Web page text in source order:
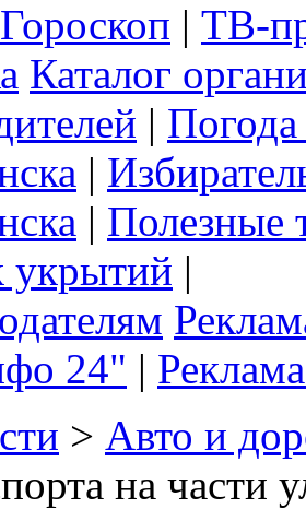
Гороскоп | ТВ-
Каталог
|
|
| Полезные
укрытий |
24" |
> Авто и
на части